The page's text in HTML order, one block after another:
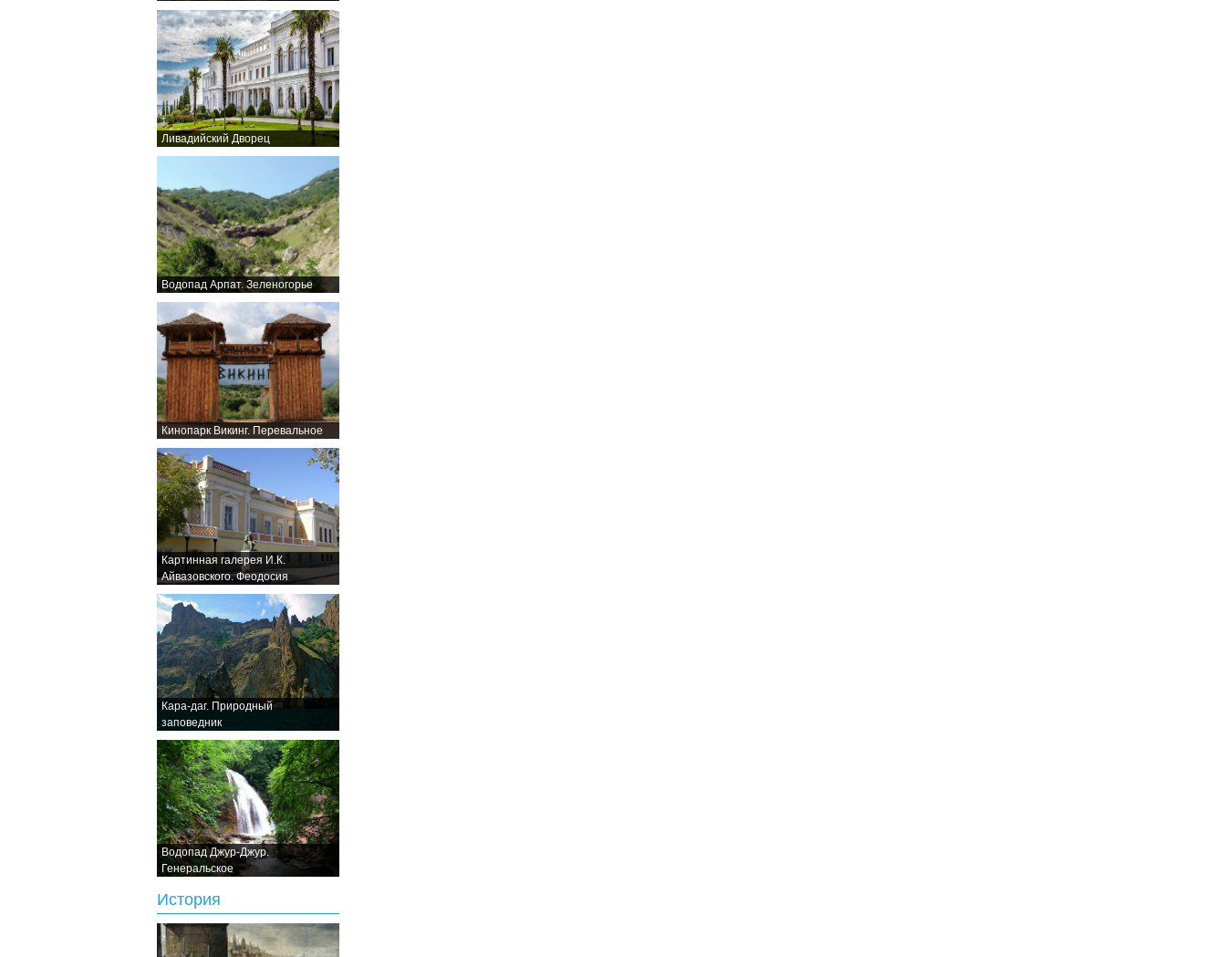
Ливадийский Дворец
Водопад Арпат. Зеленогорье
Кинопарк Викинг. Перевальное
Картинная галерея И.К.
Айвазовского. Феодосия
Кара-даг. Природный
заповедник
Водопад Джур-Джур.
Генеральское
История